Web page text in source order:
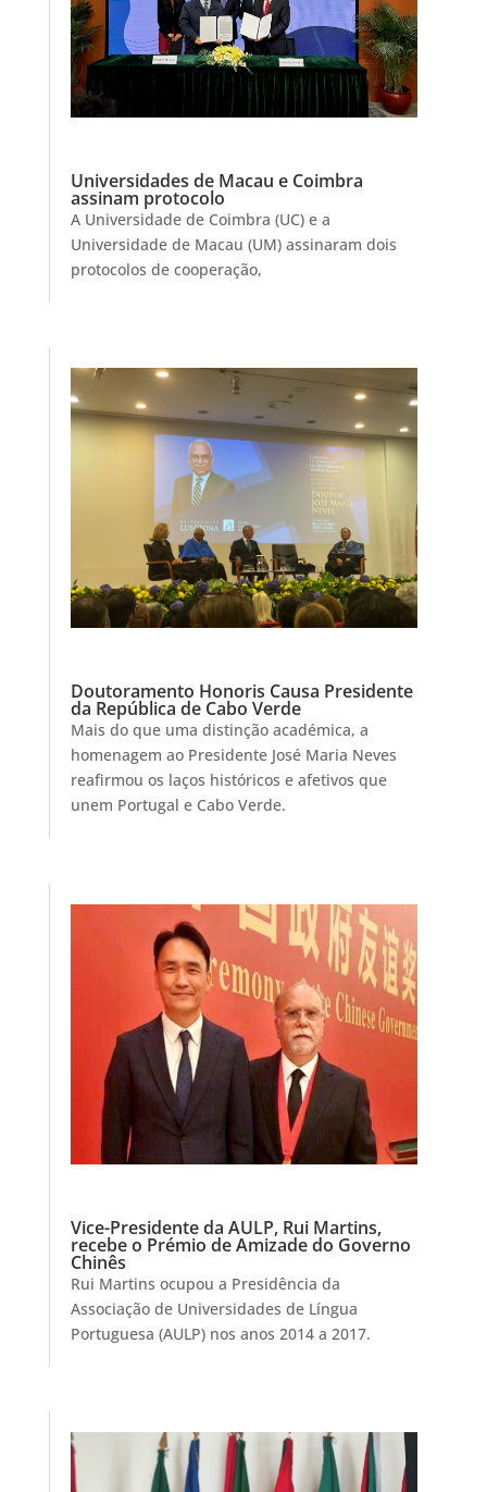
Universidades de Macau e Coimbra
assinam protocolo
A Universidade de Coimbra (UC) e a
Universidade de Macau (UM) assinaram dois
protocolos de cooperação,
Doutoramento Honoris Causa Presidente
da República de Cabo Verde
Mais do que uma distinção académica, a
homenagem ao Presidente José Maria Neves
reafirmou os laços históricos e afetivos que
unem Portugal e Cabo Verde.
Vice-Presidente da AULP, Rui Martins,
recebe o Prémio de Amizade do Governo
Chinês
Rui Martins ocupou a Presidência da
Associação de Universidades de Língua
Portuguesa (AULP) nos anos 2014 a 2017.